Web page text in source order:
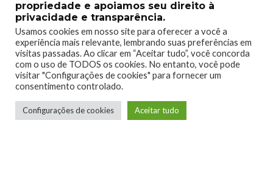
2020 © Xboxmania. Todos os Direitos Reservados.
SOBRE O XBOX MANIA CONTATO
ENCONTROU UM PROBLEMA?
propriedade e apoiamos seu direito à
privacidade e transparência.
Usamos cookies em nosso site para oferecer a você a
experiência mais relevante, lembrando suas preferências em
visitas passadas. Ao clicar em “Aceitar tudo”, você concorda
com o uso de TODOS os cookies. No entanto, você pode
visitar "Configurações de cookies" para fornecer um
consentimento controlado.
Configurações de cookies Aceitar tudo